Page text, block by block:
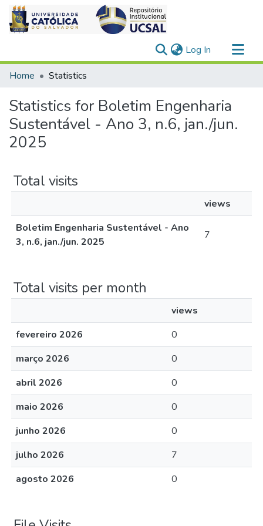
Log In (current)
Communities & Collections
Home Statistics
Statistics for Boletim Engenharia
Sustentável - Ano 3, n.6, jan./jun.
2025
Total visits
views
Boletim Engenharia Sustentável - Ano
3, n.6, jan./jun. 2025
7
Total visits per month
views
fevereiro 2026
0
março 2026
0
abril 2026
0
maio 2026
0
junho 2026
0
julho 2026
7
agosto 2026
0